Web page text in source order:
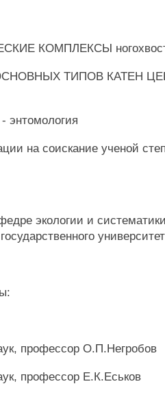
КОМПЛЕКСЫ
ОСНОВНЫХ ТИПОВ КАТЕН
энтомология
на соискание ученой
экологии и
профессор О.П.Негробов
профессор Е.К.Еськов